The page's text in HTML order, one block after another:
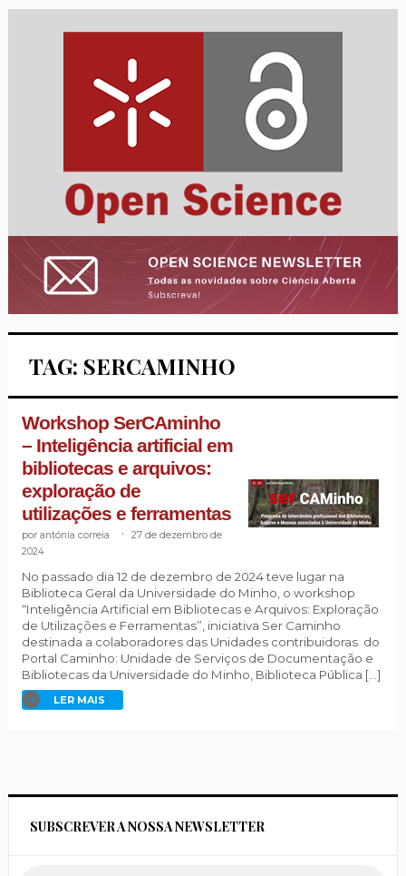
TAG: SERCAMINHO
Workshop SerCAminho
– Inteligência artificial em
bibliotecas e arquivos:
exploração de
utilizações e ferramentas
antónia correia
27 de dezembro de
2024
No passado dia 12 de dezembro de 2024 teve lugar na
Biblioteca Geral da Universidade do Minho, o workshop
“Inteligência Artificial em Bibliotecas e Arquivos: Exploração
de Utilizações e Ferramentas”, iniciativa Ser Caminho
destinada a colaboradores das Unidades contribuidoras do
Portal Caminho: Unidade de Serviços de Documentação e
Bibliotecas da Universidade do Minho, Biblioteca Pública […]
LER MAIS
SUBSCREVER A NOSSA NEWSLETTER